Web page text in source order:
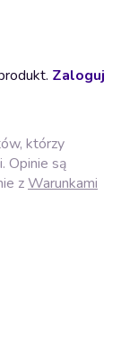
Zaloguj
którzy
Opinie są
zWarunkami